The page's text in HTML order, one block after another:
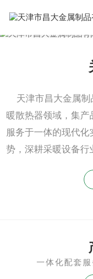
天津市昌大金属制
暖散热器领域，集
服务于一体的现代
势，深耕采暖设备
一体化配套